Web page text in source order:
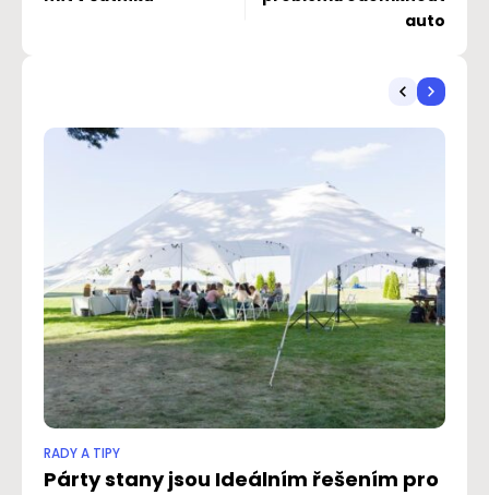
auto
RADY A TIPY
Párty stany jsou Ideálním řešením pro